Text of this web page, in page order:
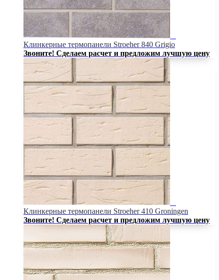
Клинкерные термопанели Stroeher 840 Grigio
Звоните! Сделаем расчет и предложим лучшую цену
Клинкерные термопанели Stroeher 410 Groningen
Звоните! Сделаем расчет и предложим лучшую цену